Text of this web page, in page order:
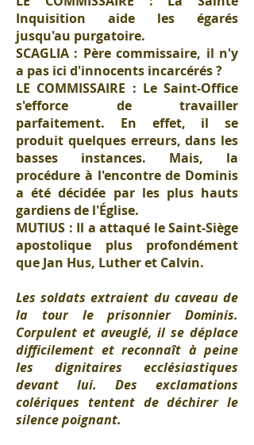
Inquisition aide les égarés
jusqu'au purgatoire.
SCAGLIA : Père commissaire, il n'y
a pas ici d'innocents incarcérés ?
LE COMMISSAIRE : Le Saint-Office
s'efforce de travailler
parfaitement. En effet, il se
produit quelques erreurs, dans les
basses instances. Mais, la
procédure à l'encontre de Dominis
a été décidée par les plus hauts
gardiens de l'Église.
MUTIUS : Il a attaqué le Saint-Siège
apostolique plus profondément
que Jan Hus, Luther et Calvin.
Les soldats extraient du caveau de
la tour le prisonnier Dominis.
Corpulent et aveuglé, il se déplace
difficilement et reconnaît à peine
les dignitaires ecclésiastiques
devant lui. Des exclamations
colériques tentent de déchirer le
silence poignant.